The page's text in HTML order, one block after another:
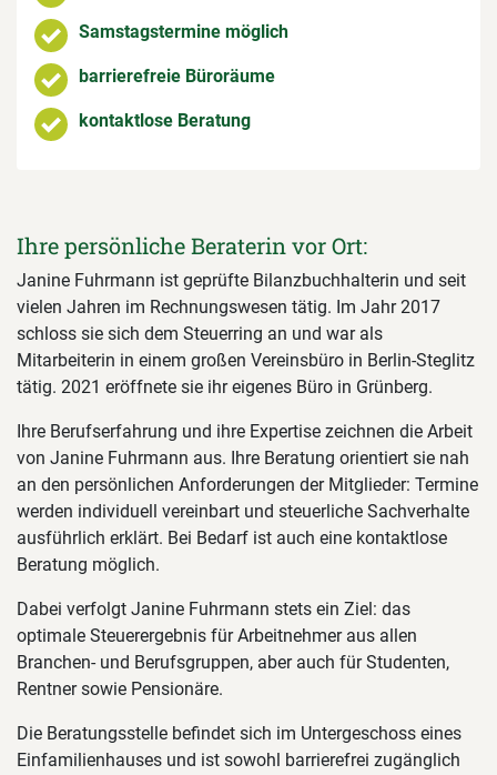
Samstagstermine möglich
barrierefreie Büroräume
kontaktlose Beratung
Ihre persönliche Beraterin vor Ort:
Janine Fuhrmann ist geprüfte Bilanzbuchhalterin und seit
vielen Jahren im Rechnungswesen tätig. Im Jahr 2017
schloss sie sich dem Steuerring an und war als
Mitarbeiterin in einem großen Vereinsbüro in Berlin-Steglitz
tätig. 2021 eröffnete sie ihr eigenes Büro in Grünberg.
Ihre Berufserfahrung und ihre Expertise zeichnen die Arbeit
von Janine Fuhrmann aus. Ihre Beratung orientiert sie nah
an den persönlichen Anforderungen der Mitglieder: Termine
werden individuell vereinbart und steuerliche Sachverhalte
ausführlich erklärt. Bei Bedarf ist auch eine kontaktlose
Beratung möglich.
Dabei verfolgt Janine Fuhrmann stets ein Ziel: das
optimale Steuerergebnis für Arbeitnehmer aus allen
Branchen- und Berufsgruppen, aber auch für Studenten,
Rentner sowie Pensionäre.
Die Beratungsstelle befindet sich im Untergeschoss eines
Einfamilienhauses und ist sowohl barrierefrei zugänglich